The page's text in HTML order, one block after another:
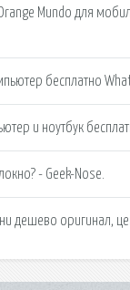
Mundo для
бесплатно
и ноутбук
- Geek-Nose.
дешево оригинал,